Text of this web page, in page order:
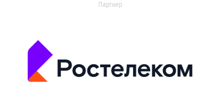
Партнер